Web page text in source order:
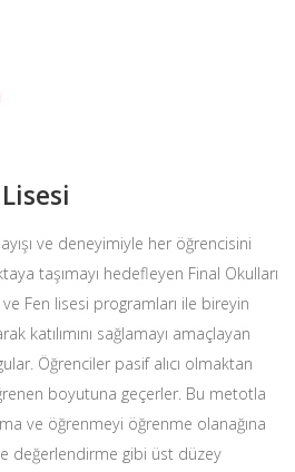
ve deneyimiyle her öğrencisini
taşımayı hedefleyen Final Okulları
Fen lisesi programları ile bireyin
katılımını sağlamayı amaçlayan
Öğrenciler pasif alıcı olmaktan
boyutuna geçerler. Bu metotla
ve öğrenmeyi öğrenme olanağına
değerlendirme gibi üst düzey